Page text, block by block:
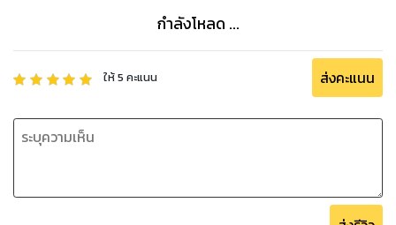
กำลังโหลด ...
ให้5 คะแนน ส่งคะแนน